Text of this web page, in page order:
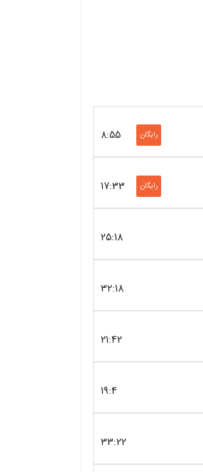
8:55 رایگان
17:33 رایگان
25:18
32:18
21:42
19:4
33:22